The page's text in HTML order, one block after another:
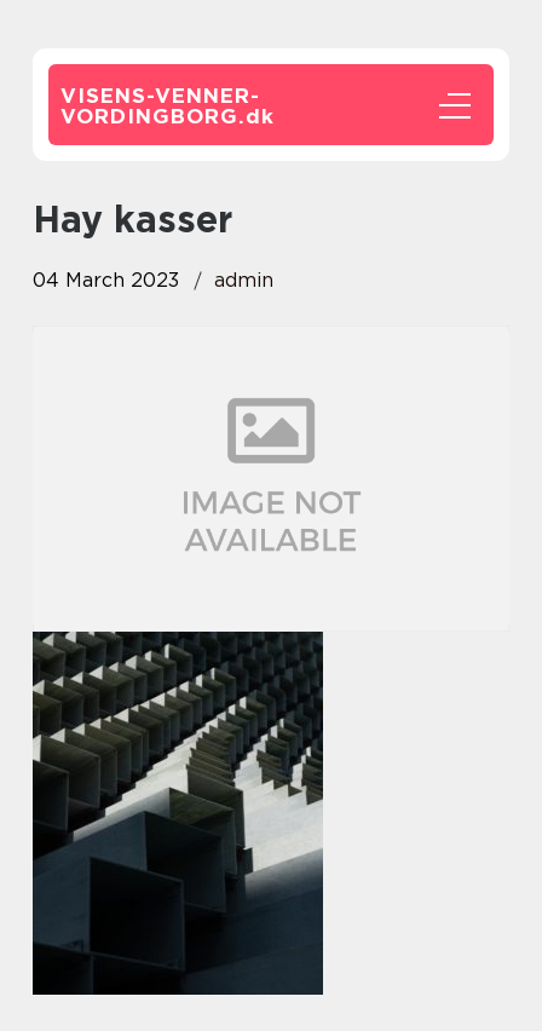
VISENS-VENNER-
VORDINGBORG.dk
Hay kasser
04 March 2023 admin